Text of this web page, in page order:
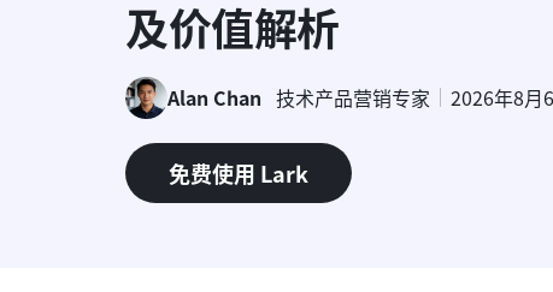
及价值解析
Alan Chan 技术产品营销专家 2026年8月
免费使用 Lark